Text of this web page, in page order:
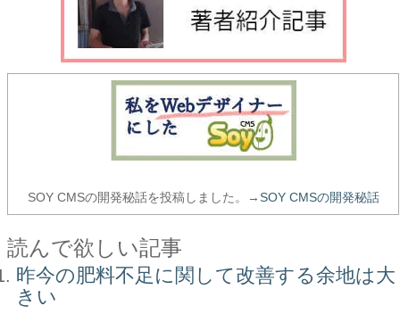
SOY CMSの開発秘話を投稿しました。→SOY CMSの開発秘話
読んで欲しい記事
昨今の肥料不足に関して改善する余地は大
きい